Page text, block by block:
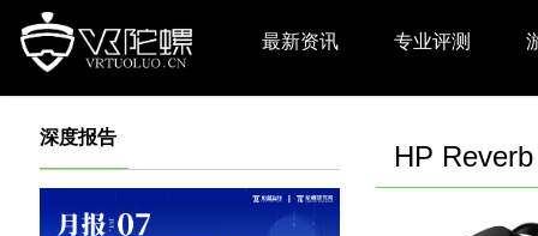
最新资讯 专业评测
深度报告
HP